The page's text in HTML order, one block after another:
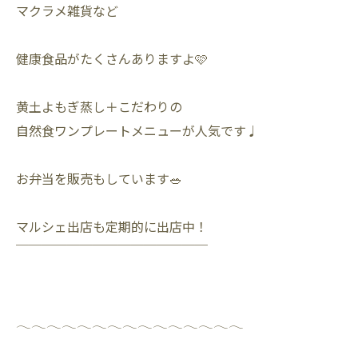
マクラメ雑貨など
健康食品がたくさんありますよ🩷
黄土よもぎ蒸し＋こだわりの
自然食ワンプレートメニューが人気です♩
お弁当を販売もしています🥗
マルシェ出店も定期的に出店中！
￣￣￣￣￣￣￣￣￣￣￣￣￣￣￣
𓂃𓂃𓂃𓂃𓂃𓂃𓂃𓂃𓂃𓂃𓂃𓂃𓂃𓂃𓂃